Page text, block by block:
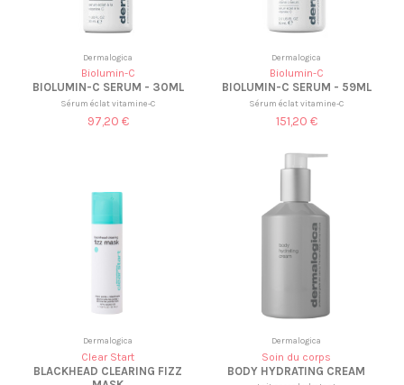
Dermalogica
Biolumin-C
BIOLUMIN-C SERUM - 30ML
Sérum éclat vitamine-C
97,20 €
Dermalogica
Biolumin-C
BIOLUMIN-C SERUM - 59ML
Sérum éclat vitamine-C
151,20 €
Dermalogica
Clear Start
BLACKHEAD CLEARING FIZZ
Dermalogica
Soin du corps
BODY HYDRATING CREAM